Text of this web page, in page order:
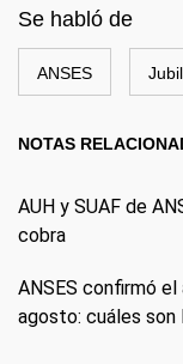
Se habló de
ANSES
NOTAS
AUH y SUAF de
cobra
ANSES confirmó
agosto: cuáles